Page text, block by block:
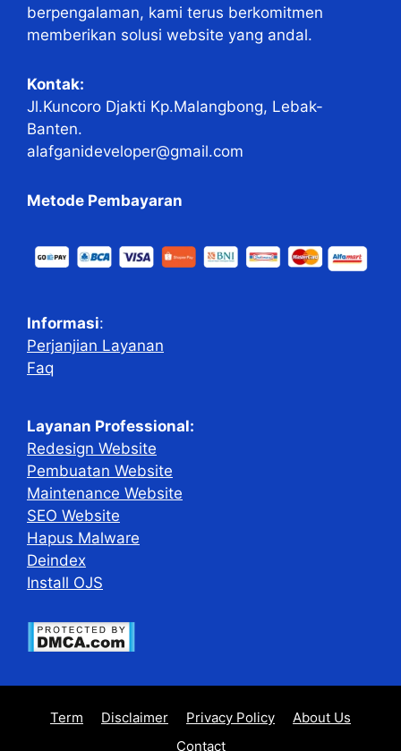
berpengalaman, kami terus berkomitmen
memberikan solusi website yang andal.
Kontak:
Jl.Kuncoro Djakti Kp.Malangbong, Lebak-
Banten.
alafganideveloper@gmail.com
Metode Pembayaran
Informasi:
Perjanjian Layanan
Faq
Layanan Professional:
Redesign Website
Pembuatan Website
Maintenance Website
SEO Website
Hapus Malware
Deindex
Install OJS
Term Disclaimer Privacy Policy
About Us
Contact